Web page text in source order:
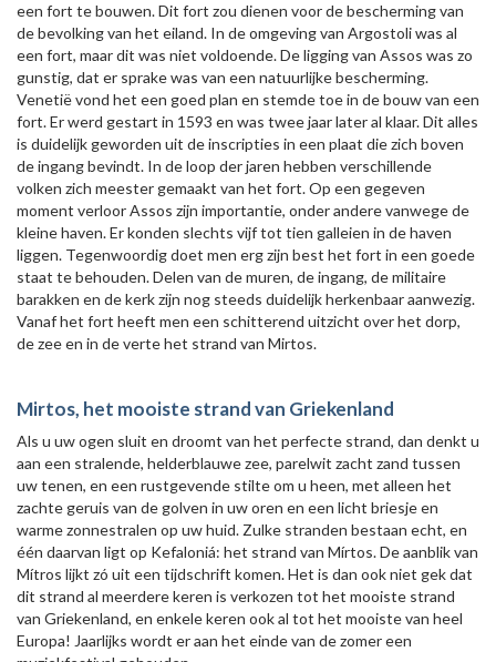
een fort te bouwen. Dit fort zou dienen voor de bescherming van
de bevolking van het eiland. In de omgeving van Argostoli was al
een fort, maar dit was niet voldoende. De ligging van Assos was zo
gunstig, dat er sprake was van een natuurlijke bescherming.
Venetië vond het een goed plan en stemde toe in de bouw van een
fort. Er werd gestart in 1593 en was twee jaar later al klaar. Dit alles
is duidelijk geworden uit de inscripties in een plaat die zich boven
de ingang bevindt. In de loop der jaren hebben verschillende
volken zich meester gemaakt van het fort. Op een gegeven
moment verloor Assos zijn importantie, onder andere vanwege de
kleine haven. Er konden slechts vijf tot tien galleien in de haven
liggen. Tegenwoordig doet men erg zijn best het fort in een goede
staat te behouden. Delen van de muren, de ingang, de militaire
barakken en de kerk zijn nog steeds duidelijk herkenbaar aanwezig.
Vanaf het fort heeft men een schitterend uitzicht over het dorp,
de zee en in de verte het strand van Mirtos.
Mirtos, het mooiste strand van Griekenland
Als u uw ogen sluit en droomt van het perfecte strand, dan denkt u
aan een stralende, helderblauwe zee, parelwit zacht zand tussen
uw tenen, en een rustgevende stilte om u heen, met alleen het
zachte geruis van de golven in uw oren en een licht briesje en
warme zonnestralen op uw huid. Zulke stranden bestaan echt, en
één daarvan ligt op Kefaloniá: het strand van Mírtos. De aanblik van
Mítros lijkt zó uit een tijdschrift komen. Het is dan ook niet gek dat
dit strand al meerdere keren is verkozen tot het mooiste strand
van Griekenland, en enkele keren ook al tot het mooiste van heel
Europa! Jaarlijks wordt er aan het einde van de zomer een